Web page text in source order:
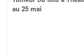
au 25 mai